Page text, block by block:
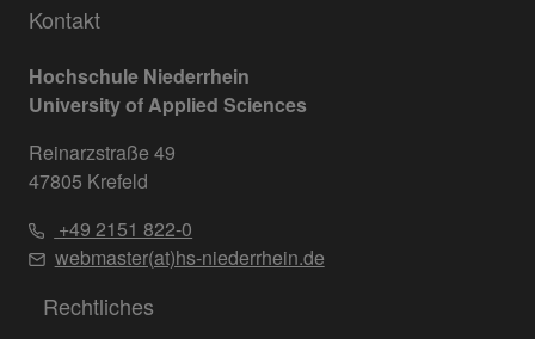
Kontakt
Hochschule Niederrhein
University of Applied Sciences
Reinarzstraße 49
47805 Krefeld
+49 2151 822-0
webmaster(at)hs-niederrhein.de
Rechtliches